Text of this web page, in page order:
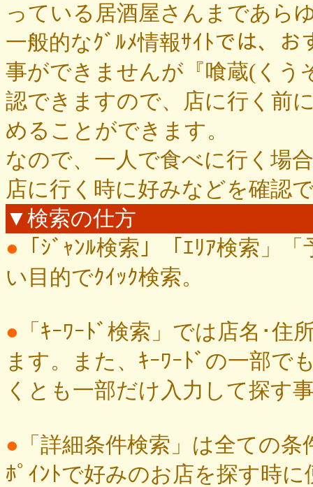
っている居酒屋さんまであら
一般的なｸﾞﾙﾒ情報ｻｲﾄでは、
事ができませんが『喰蔵(くう
認できますので、店に行く前
めることができます。
なので、一人で食べに行く場
店に行く時に好みなどを確認
▼検索の仕方
● 「ｼﾞｬﾝﾙ検索」「ｴﾘｱ検索」
い目的でｸｲｯｸ検索。
● 「ｷｰﾜｰﾄﾞ検索」では店名･
ます。また、ｷｰﾜｰﾄﾞの一部で
くとも一部だけ入力して探す
● 「詳細条件検索」は全ての
ﾎﾟｲﾝﾄで好みのお店を探す時